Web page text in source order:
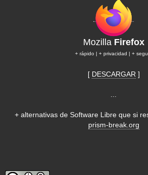
Mozilla Firefox
+ rápido | + privacidad | +
[ DESCARGAR ]
+ alternativas de Software Libre que si
prism-break.org